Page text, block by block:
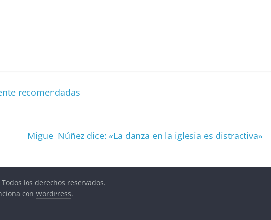
recomendadas
Miguel Núñez dice: «La danza en la iglesia es distractiva»
Todos los derechos reservados.
con WordPress.